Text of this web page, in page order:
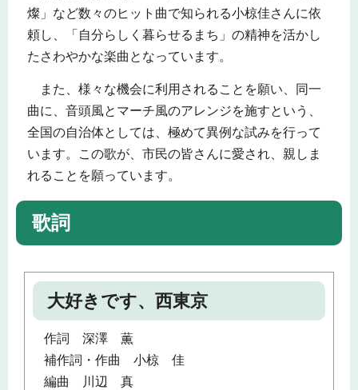
燦」など数々のヒット曲で知られる小椋佳さんに依
頼し、「自分らしく暮らせるまち」の精神を活かし
たさわやかな楽曲となっています。
また、様々な機会に利用されることを願い、同一
曲に、音頭風とマーチ風のアレンジを施すという、
全国の自治体としては、極めて異例な試みを行って
います。この歌が、市民の皆さんに愛され、親しま
れることを願っています。
歌詞
大好きです、西東京
作詞 深澤 薫
補作詞・作曲 小椋 佳
編曲 川辺 真